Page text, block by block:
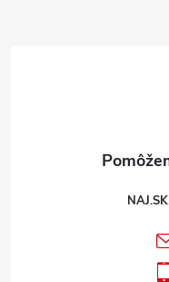
NAJ.SK